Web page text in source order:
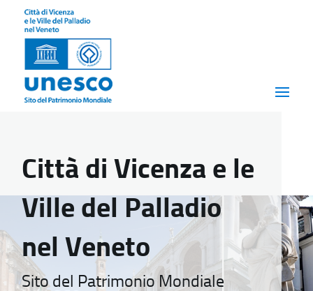
Città di Vicenza e le
Ville del Palladio
nel Veneto
Sito del Patrimonio Mondiale